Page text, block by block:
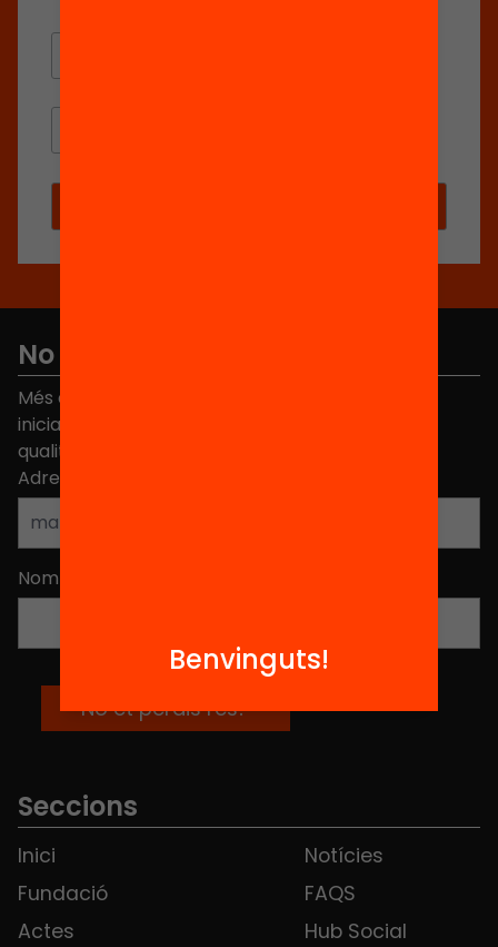
No et perdis res
Més de 40.000 persones ja han triat Equitat. Rep
iniciatives, propostes i projectes per millorar la
qualitat de l'educació a Catalunya.
Adreça electrònica
Nom
Seccions
Inici
Fundació
Actes
Notícies
FAQS
Hub Social
Benvinguts!